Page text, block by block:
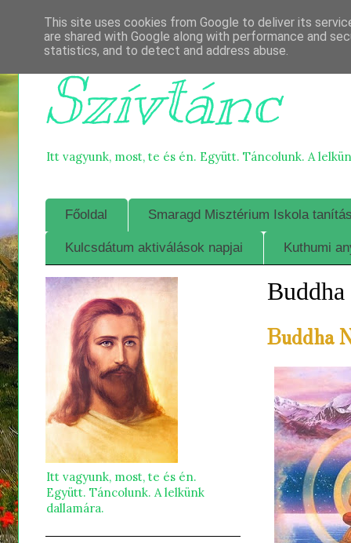
Szívtánc
Itt vagyunk, most, te és én. Együtt. Táncolunk. A
Főoldal Smaragd Misztérium Iskola
Kulcsdátum aktiválások napjai Kuthumi
Buddha
Itt vagyunk, most, te és én.
Együtt. Táncolunk. A lelkünk
dallamára.
This site uses cookies from Google to deliver its
are shared with Google along with performance and
statistics, and to detect and address abuse.